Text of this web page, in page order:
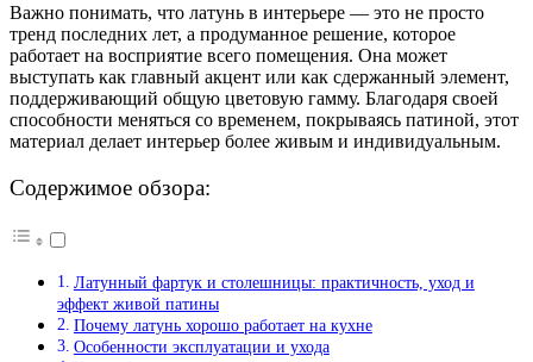
Важно понимать, что латунь в интерьере — это не просто
тренд последних лет, а продуманное решение, которое
работает на восприятие всего помещения. Она может
выступать как главный акцент или как сдержанный элемент,
поддерживающий общую цветовую гамму. Благодаря своей
способности меняться со временем, покрываясь патиной, этот
материал делает интерьер более живым и индивидуальным.
Содержимое обзора:
Латунный фартук и столешницы: практичность, уход и
эффект живой патины
Почему латунь хорошо работает на кухне
Особенности эксплуатации и ухода